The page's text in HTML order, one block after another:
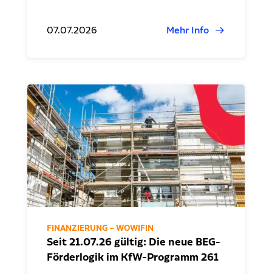
07.07.2026 Mehr Info
FINANZIERUNG – WOWIFIN
Seit 21.07.26 gültig: Die neue BEG-
Förderlogik im KfW-Programm 261